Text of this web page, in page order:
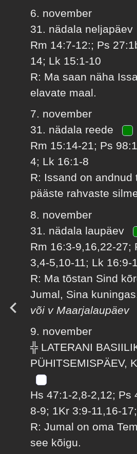
6. november
31. nädala neljapäev
Rm 14:7-12:; Ps
14; Lk 15:1-10
R: Ma saan näha
elavate maal.
7. november
31. nädala reede
Rm 15:14-21; Ps
4; Lk 16:1-8
R: Issand on andnud
pääste rahvaste
8. november
31. nädala laupäev
Rm 16:3-9,16,22-27;
3,4-5,10-11; Lk 16:9-
R: Ma tõstan Sind
Jumal, Sina
või v Maarjalaupäev
9. november
╬ LATERANI
PÜHITSEMISPÄEV,
Hs 47:1-2,8-2,12; Ps
8-9; 1Kr 3:9-11,16-
R: Jumal on oma
see kõigu.